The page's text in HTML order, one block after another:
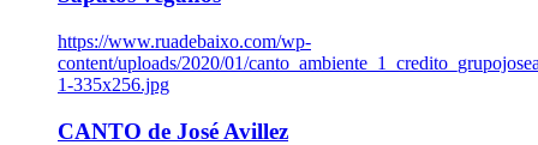
https://www.ruadebaixo.com/wp-
content/uploads/2020/01/
1-335x256.jpg
CANTO de José Avillez